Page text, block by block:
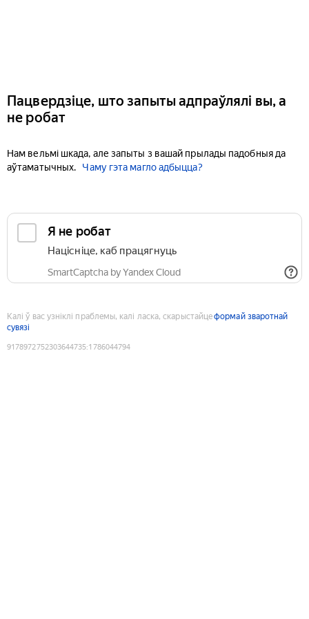
Пацвердзіце, што запыты адпраўлялі вы, а
не робат
Нам вельмі шкада, але запыты з вашай прылады падобныя да
аўтаматычных.
Чаму гэта магло адбыцца?
Я не робат
Націсніце, каб працягнуць
SmartCaptcha by Yandex Cloud
Калі ў вас узніклі праблемы, калі ласка, скарыстайцеформай зваротнай
сувязі
9178972752303644735:1786044794